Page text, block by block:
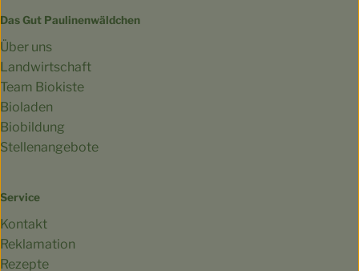
Das Gut Paulinenwäldchen
Über uns
Landwirtschaft
Team Biokiste
Bioladen
Biobildung
Stellenangebote
Service
Kontakt
Reklamation
Rezepte